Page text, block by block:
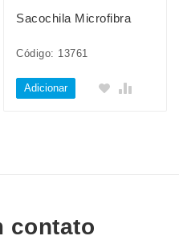
Sacochila Microfibra
Código: 13761
Adicionar
contato